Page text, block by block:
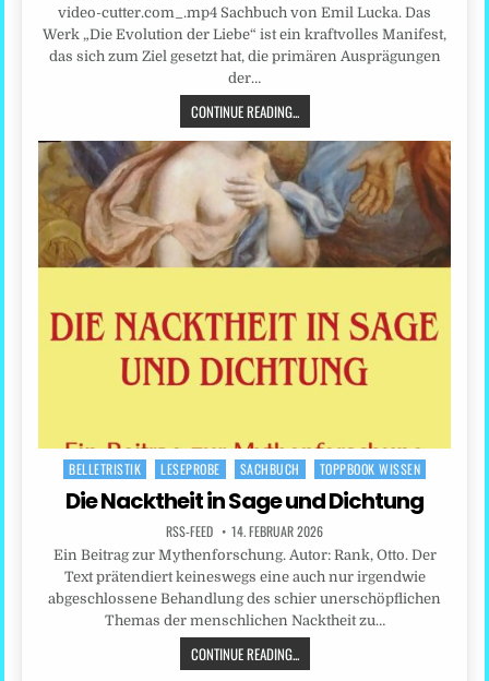
video-cutter.com_.mp4 Sachbuch von Emil Lucka. Das
Werk „Die Evolution der Liebe“ ist ein kraftvolles Manifest,
das sich zum Ziel gesetzt hat, die primären Ausprägungen
der…
CONTINUE READING...
Posted
in
BELLETRISTIK LESEPROBE SACHBUCH TOPPBOOK WISSEN
Die Nacktheit in Sage und Dichtung
RSS-FEED 14. FEBRUAR 2026
Ein Beitrag zur Mythenforschung. Autor: Rank, Otto. Der
Text prätendiert keineswegs eine auch nur irgendwie
abgeschlossene Behandlung des schier unerschöpflichen
Themas der menschlichen Nacktheit zu…
CONTINUE READING...